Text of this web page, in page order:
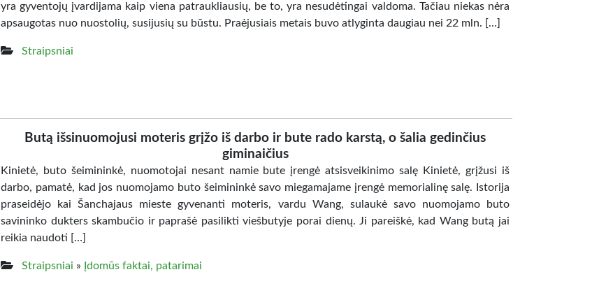
yra gyventojų įvardijama kaip viena patraukliausių, be to, yra nesudėtingai valdoma. Tačiau niekas nėra
apsaugotas nuo nuostolių, susijusių su būstu. Praėjusiais metais buvo atlyginta daugiau nei 22 mln. […]
Straipsniai
Butą išsinuomojusi moteris grįžo iš darbo ir bute rado karstą, o šalia gedinčius
giminaičius
Kinietė, buto šeimininkė, nuomotojai nesant namie bute įrengė atsisveikinimo salę Kinietė, grįžusi iš
darbo, pamatė, kad jos nuomojamo buto šeimininkė savo miegamajame įrengė memorialinę salę. Istorija
praseidėjo kai Šanchajaus mieste gyvenanti moteris, vardu Wang, sulaukė savo nuomojamo buto
savininko dukters skambučio ir paprašė pasilikti viešbutyje porai dienų. Ji pareiškė, kad Wang butą jai
reikia naudoti […]
Straipsniai » Įdomūs faktai, patarimai